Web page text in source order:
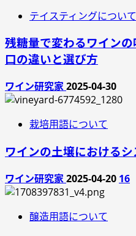
テイスティングについて
残糖量で変わるワインの
口の違いと選び方
ワイン研究家2025-04-30
栽培用語について
ワインの土壌における
ワイン研究家2025-04-20 16
醸造用語について